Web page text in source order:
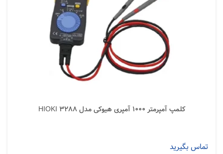
کلمپ آمپرمتر 1000 آمپری هیوکی مدل HIOKI 3288
تماس بگیرید